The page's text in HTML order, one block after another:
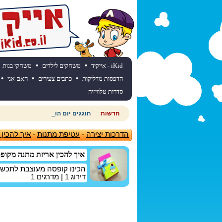
iKid - אייקיד • משחקים לילדים • משחקי בנות
הדפסות מדליקות • כתבים צעירים • האם אני •
סדרות טלוויזיה
חדשות חוגגים יום הולדת? כנסו לאתר
הדרכות יצירה-עטיפת מתנות-איך
איך להכין אריזת מתנה
הכינו קופסה מעוצבת
דירוג 1 | מדרגים 1